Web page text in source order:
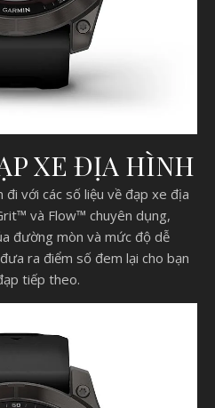
XE ĐỊA HÌNH
với các số liệu về đạp xe địa
và Flow™ chuyên dụng,
đường mòn và mức độ dễ
ra điểm số đem lại cho bạn
tiếp theo.